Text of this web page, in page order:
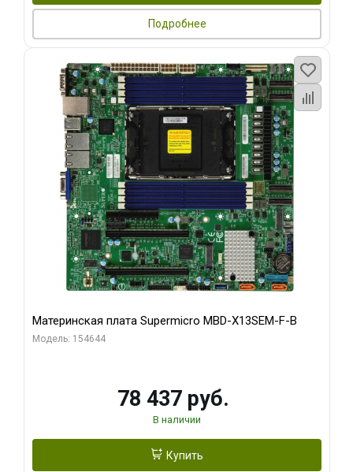
Подробнее
Материнская плата Supermicro MBD-X13SEM-F-B
Модель: 154644
78 437 руб.
В наличии
Купить